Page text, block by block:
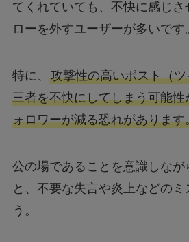
てくれていても、不快に感じさ
ローを外すユーザーが多いです
特に、 攻撃性の高いポスト（
三者を不快にしてしまう可能
ォロワーが減る恐れがあります
公の場であることを意識しなが
と、不要な失言や炎上などのミ
う。